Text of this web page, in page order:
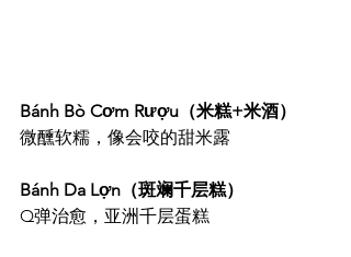
Bánh Bò Cơm Rượu（米糕+米酒）
微醺软糯，像会咬的甜米露
Bánh Da Lợn（斑斓千层糕）
Q弹治愈，亚洲千层蛋糕